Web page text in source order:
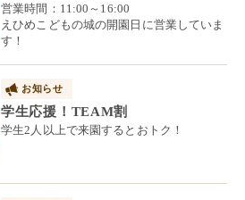
営業時間：11:00～16:00
えひめこどもの城の開園日に営業していま
す！
お知らせ
学生応援！TEAM割
学生2人以上で来園するとおトク！